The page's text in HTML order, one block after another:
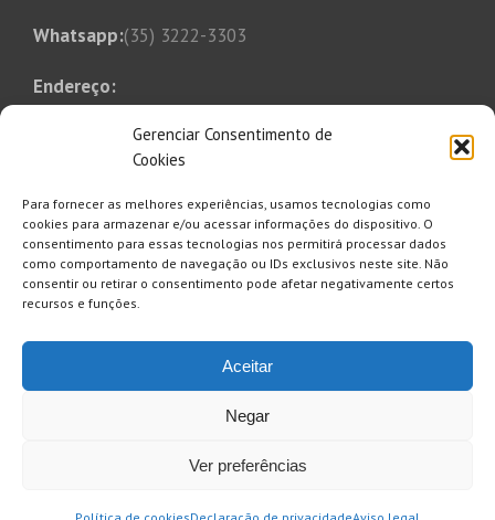
Gerenciar Consentimento de
Cookies
Para fornecer as melhores experiências, usamos tecnologias como
cookies para armazenar e/ou acessar informações do dispositivo. O
consentimento para essas tecnologias nos permitirá processar dados
como comportamento de navegação ou IDs exclusivos neste site. Não
consentir ou retirar o consentimento pode afetar negativamente certos
recursos e funções.
Aceitar
Negar
Ver preferências
Whatsapp:(35) 3222-3303
Endereço:
Bairro Bom Pastor
Varginha, MG, CEP 37014-250
E-mail:
saaesul@saaesul.com.br
Clique aqui para se inscrever e
receber informativo, comunicados
avisos etc.